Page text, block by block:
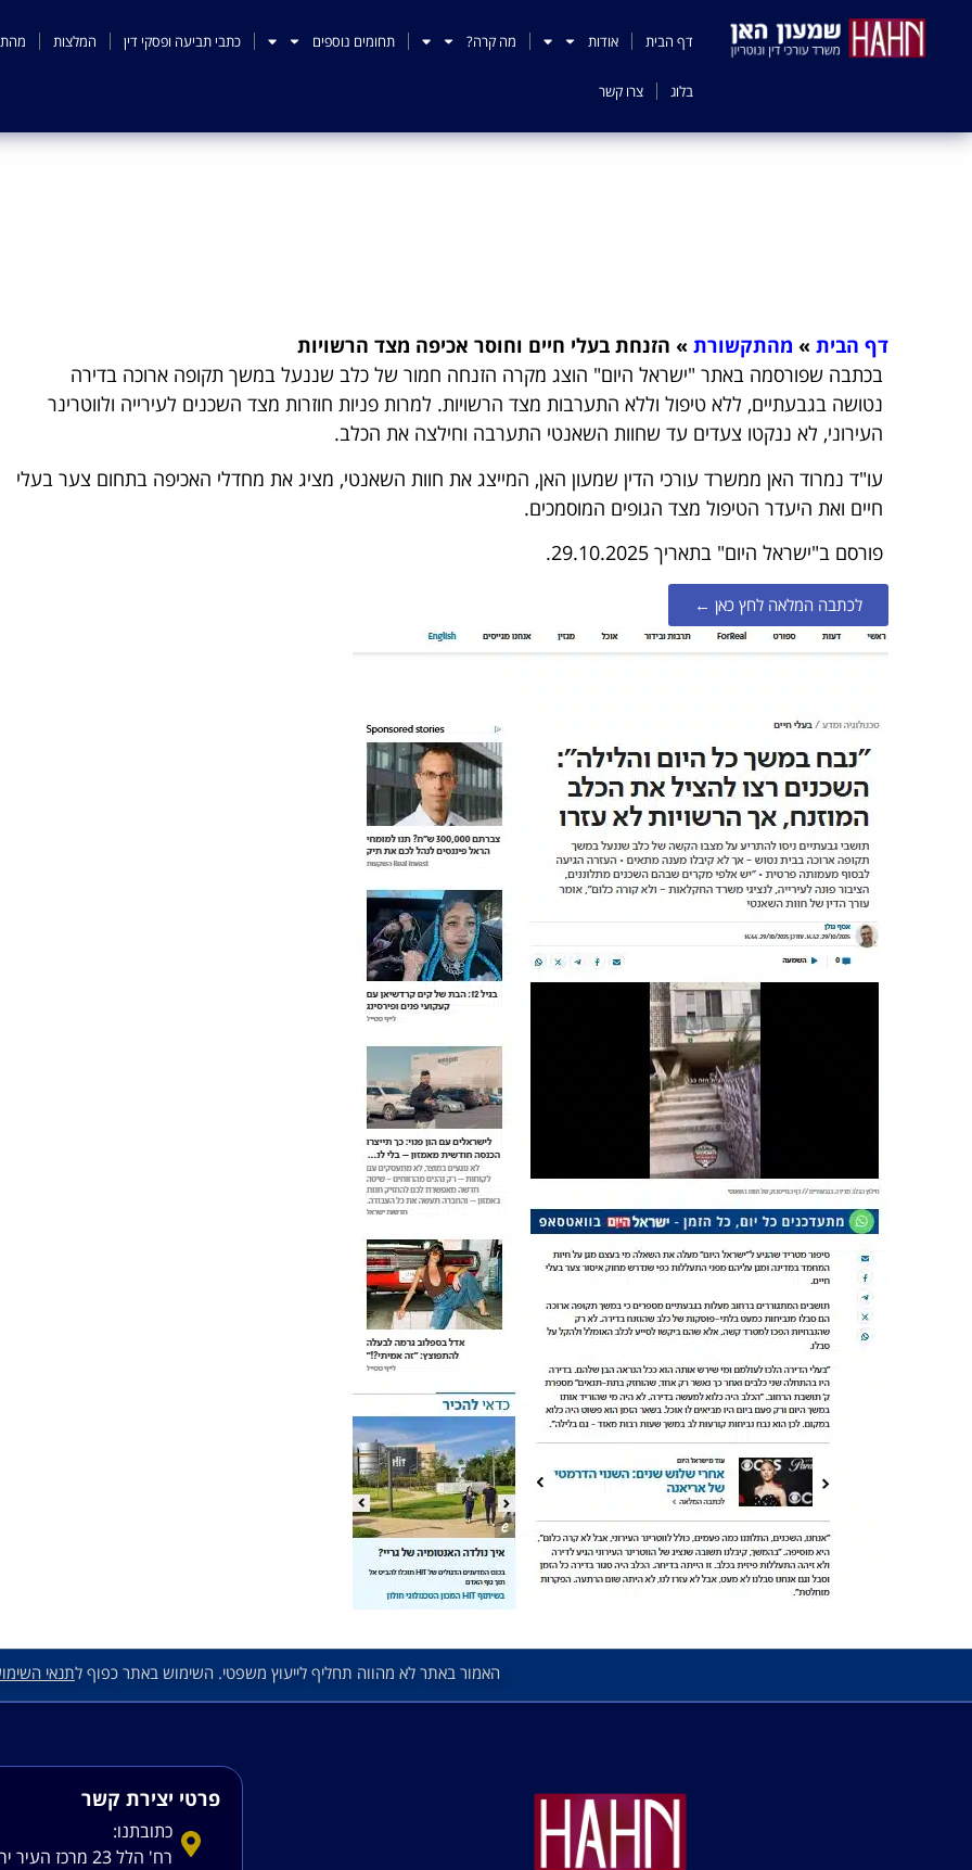
דף הבית אודות מה קרה? תחומים נוספים כתבי תביעה ופסקי דין המלצות
בלוג צרו קשר
דף הבית » מהתקשורת » הזנחת בעלי חיים וחוסר אכיפה מצד הרשויות
בכתבה שפורסמה באתר "ישראל היום" הוצג מקרה הזנחה חמור של כלב שננעל במשך תקופה ארוכה בדירה
נטושה בגבעתיים, ללא טיפול וללא התערבות מצד הרשויות. למרות פניות חוזרות מצד השכנים לעירייה ולווטרינר
העירוני, לא ננקטו צעדים עד שחוות השאנטי התערבה וחילצה את הכלב.
עו"ד נמרוד האן ממשרד עורכי הדין שמעון האן, המייצג את חוות השאנטי, מציג את מחדלי האכיפה בתחום צער בעלי
חיים ואת היעדר הטיפול מצד הגופים המוסמכים.
פורסם ב"ישראל היום" בתאריך 29.10.2025.
לכתבה המלאה לחץ כאן ←
האמור באתר לא מהווה תחליף לייעוץ משפטי. השימוש באתר כפוף לתנאי
פרטי יצירת קשר
כתובתנו:
רח' הלל 23 מרכז העיר ירושלים